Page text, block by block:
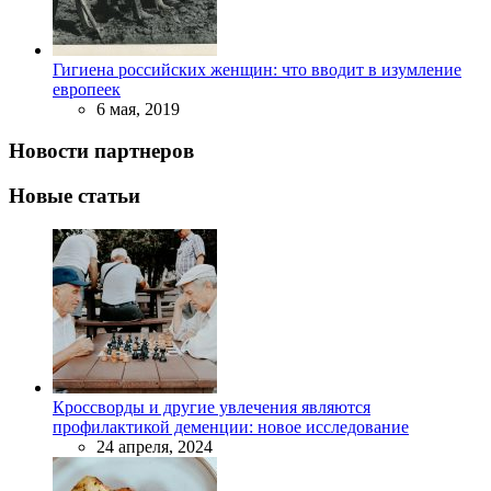
Гигиена российских женщин: что вводит в изумление
европеек
6 мая, 2019
Новости партнеров
Новые статьи
Кроссворды и другие увлечения являются
профилактикой деменции: новое исследование
24 апреля, 2024